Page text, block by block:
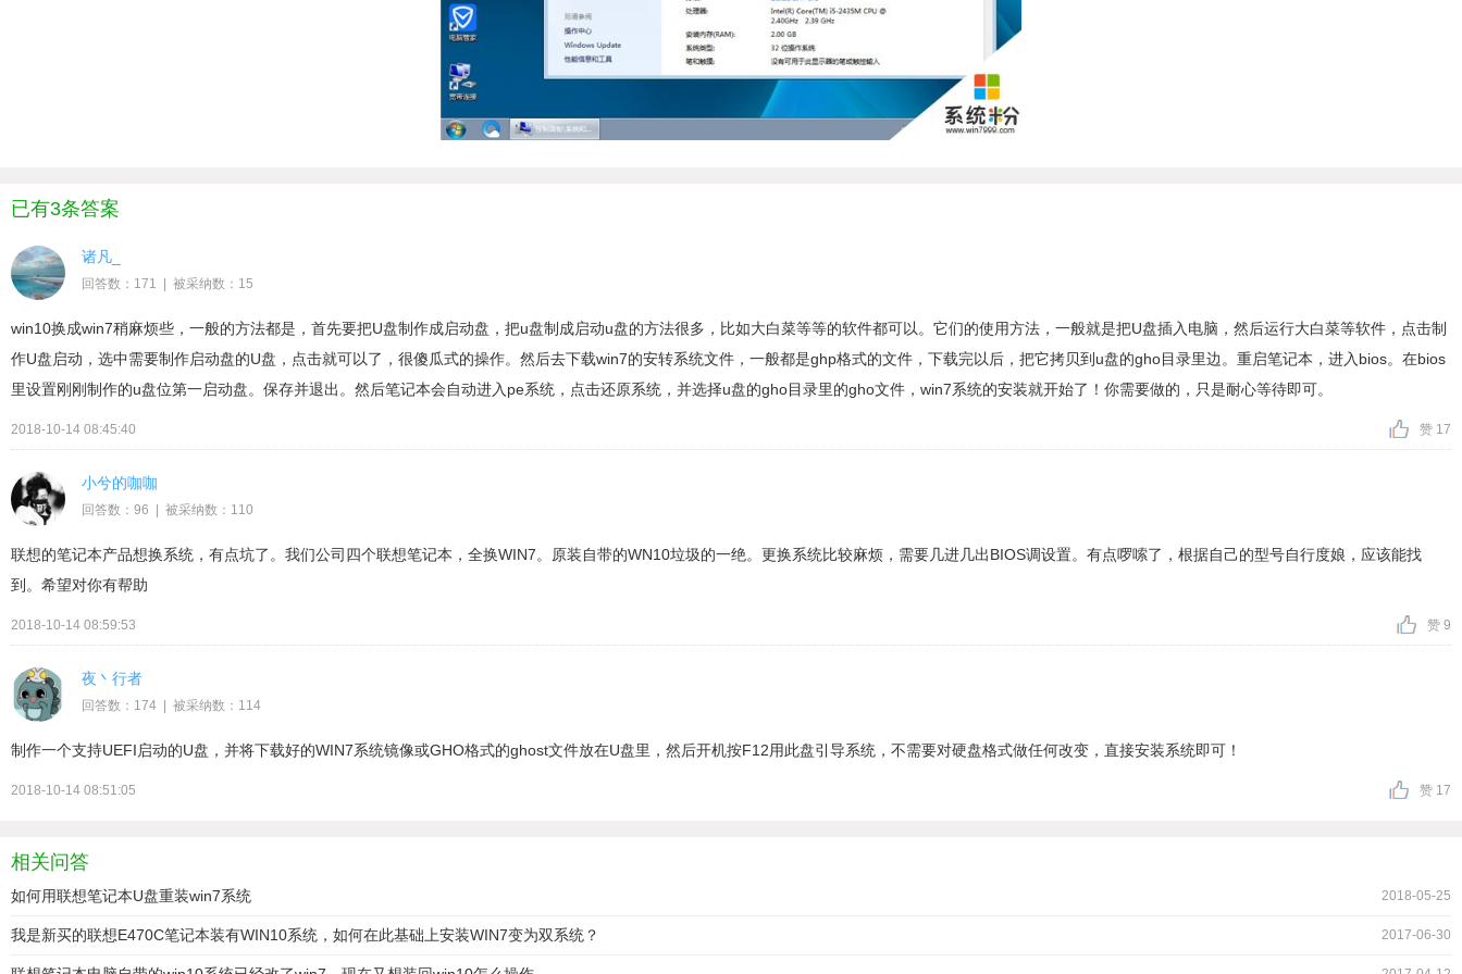
已有3条答案
诸凡_
回答数：171 | 被采纳数：15
win10换成win7稍麻烦些，一般的方法都是，首先要把U盘制作成启动盘，把u盘制成启动u盘的方法很多，比如大白菜等等的软件都可以。它们的使用方法，一般就是把U盘插入电脑，然后运行大白菜等软件，点击制
作U盘启动，选中需要制作启动盘的U盘，点击就可以了，很傻瓜式的操作。然后去下载win7的安转系统文件，一般都是ghp格式的文件，下载完以后，把它拷贝到u盘的gho目录里边。重启笔记本，进入bios。在bios
里设置刚刚制作的u盘位第一启动盘。保存并退出。然后笔记本会自动进入pe系统，点击还原系统，并选择u盘的gho目录里的gho文件，win7系统的安装就开始了！你需要做的，只是耐心等待即可。
2018-10-14 08:45:40 赞 17
小兮的咖咖
回答数：96 | 被采纳数：110
联想的笔记本产品想换系统，有点坑了。我们公司四个联想笔记本，全换WIN7。原装自带的WN10垃圾的一绝。更换系统比较麻烦，需要几进几出BIOS调设置。有点啰嗦了，根据自己的型号自行度娘，应该能找
到。希望对你有帮助
2018-10-14 08:59:53 赞 9
夜丶行者
回答数：174 | 被采纳数：114
制作一个支持UEFI启动的U盘，并将下载好的WIN7系统镜像或GHO格式的ghost文件放在U盘里，然后开机按F12用此盘引导系统，不需要对硬盘格式做任何改变，直接安装系统即可！
2018-10-14 08:51:05 赞 17
相关问答
如何用联想笔记本U盘重装win7系统 2018-05-25
我是新买的联想E470C笔记本装有WIN10系统，如何在此基础上安装WIN7变为双系统？ 2017-06-30